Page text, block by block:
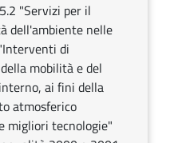
"Servizi per il
dell'ambiente nelle
di
mobilità e del
ai fini della
atmosferico
migliori tecnologie"